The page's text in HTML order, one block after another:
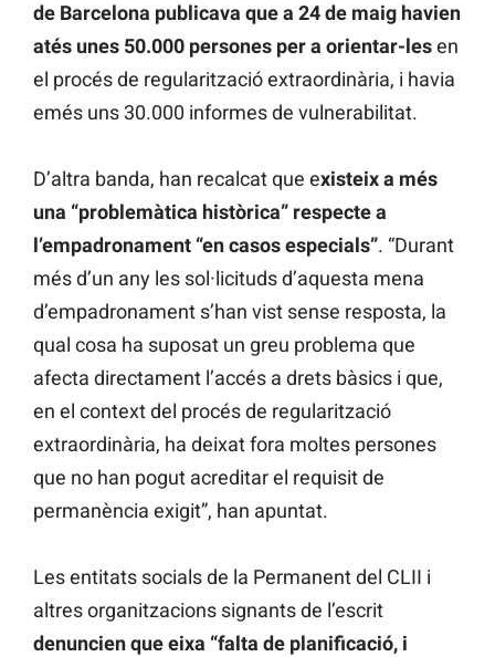
de Barcelona publicava que a 24 de maig havien
atés unes 50.000 persones per a orientar-lesen
el procés de regularització extraordinària, i havia
emés uns 30.000 informes de vulnerabilitat.
D’altra banda, han recalcat que existeix a més
una “problemàtica històrica” respecte a
l’empadronament “en casos especials”. “Durant
més d’un any les sol·licituds d’aquesta mena
d’empadronament s’han vist sense resposta, la
qual cosa ha suposat un greu problema que
afecta directament l’accés a drets bàsics i que,
en el context del procés de regularització
extraordinària, ha deixat fora moltes persones
que no han pogut acreditar el requisit de
permanència exigit”, han apuntat.
Les entitats socials de la Permanent del CLII i
altres organitzacions signants de l’escrit
denuncien que eixa “falta de planificació, i